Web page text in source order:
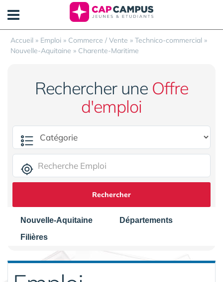
Accueil » Emploi » Commerce / Vente » Technico-commercial »
Nouvelle-Aquitaine » Charente-Maritime
Rechercher une Offre
d'emploi
Rechercher
Nouvelle-Aquitaine
Départements
Filières
Panneau de gestion des cookies